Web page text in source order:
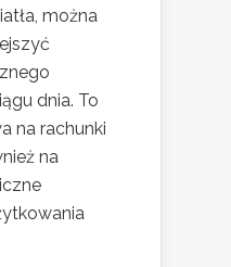
można
dnia. To
na rachunki
na